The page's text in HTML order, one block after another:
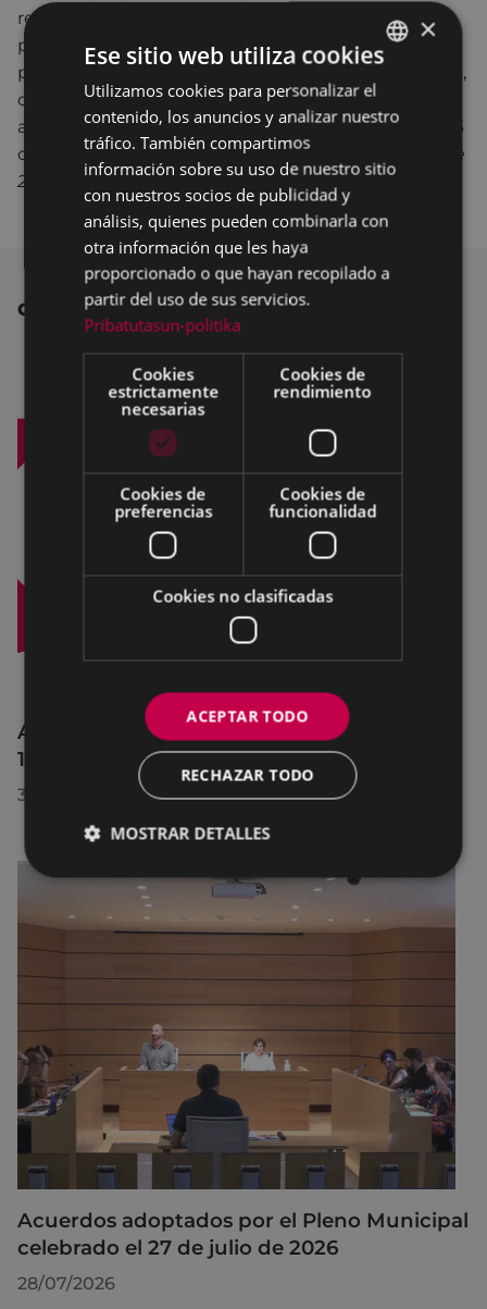
restricciones y prohibiciones que hoy comienzan
puedan ser consideradas “graves o “muy graves” y
puedan ser sancionadas, entre otras penalizaciones,
con
multas de entre 1.501€ hasta 30.001€
acuerdo con lo dispuesto en los artículos 69, 70 y 73
de la
Ley de Gestión de Emergencias (D.L. 1/2017, de
27 de abril).
OTRAS NOTICIAS
Afecciones al tráfico en la calle Egogain del
10 al 23 de agosto, por motivo de obras
30/07/2026
Acuerdos adoptados por el Pleno Municipal
celebrado el 27 de julio de 2026
28/07/2026
BASQUE
SPANISH
×
Ese sitio web utiliza cookies
Utilizamos cookies para personalizar el
contenido, los anuncios y analizar nuestro
tráfico. También compartimos
información sobre su uso de nuestro sitio
con nuestros socios de publicidad y
análisis, quienes pueden combinarla con
otra información que les haya
proporcionado o que hayan recopilado a
partir del uso de sus servicios.
Pribatutasun-politika
Cookies
estrictamente
necesarias
Cookies de
rendimiento
Cookies de
preferencias
Cookies de
funcionalidad
Cookies no clasificadas
ACEPTAR TODO
RECHAZAR TODO
MOSTRAR DETALLES